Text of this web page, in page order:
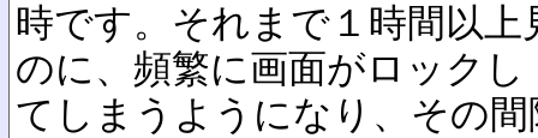
時です。それまで１時間以
のに、頻繁に画面がロックし
てしまうようになり、その